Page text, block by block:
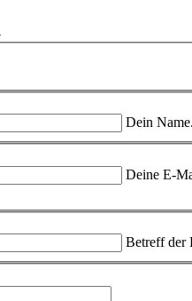
Dein
Deine E-
Betreff der